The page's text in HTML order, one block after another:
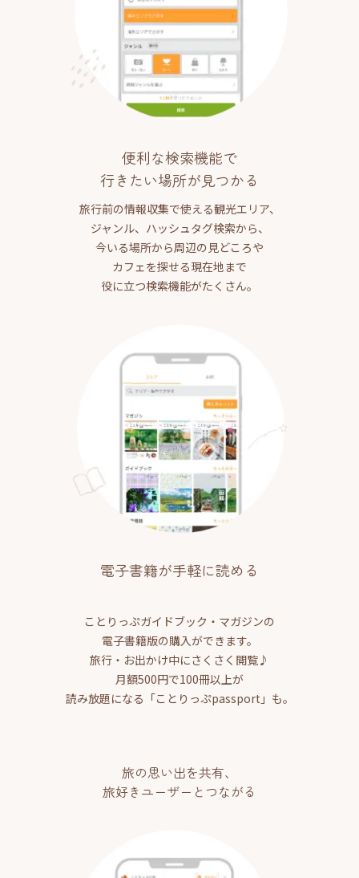
便利な検索機能で
行きたい場所が見つかる
旅行前の情報収集で使える観光エリア、
ジャンル、ハッシュタグ検索から、
今いる場所から周辺の見どころや
カフェを探せる現在地まで
役に立つ検索機能がたくさん。
電子書籍が手軽に読める
ことりっぷガイドブック・マガジンの
電子書籍版の購入ができます。
旅行・お出かけ中にさくさく閲覧♪
月額500円で100冊以上が
読み放題になる「ことりっぷpassport」も。
旅の思い出を共有、
旅好きユーザーとつながる